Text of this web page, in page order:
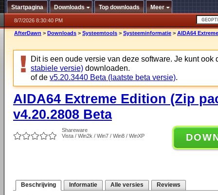
Startpagina Downloads Top downloads Meer
8/7/2026 8:30:40 PM
AfterDawn > Downloads > Systeemtools > Systeeminformatie > AIDA64
Dit is een oude versie van deze software. Je kunt ook
stabiele versie) downloaden.
of de v5.20.3440 Beta (laatste beta versie).
AIDA64 Extreme Edition (Zip
v4.20.2808 Beta
Shareware
Vista / Win2k / Win7 / Win8 / WinXP
Beschrijving Informatie Alle versies Reviews